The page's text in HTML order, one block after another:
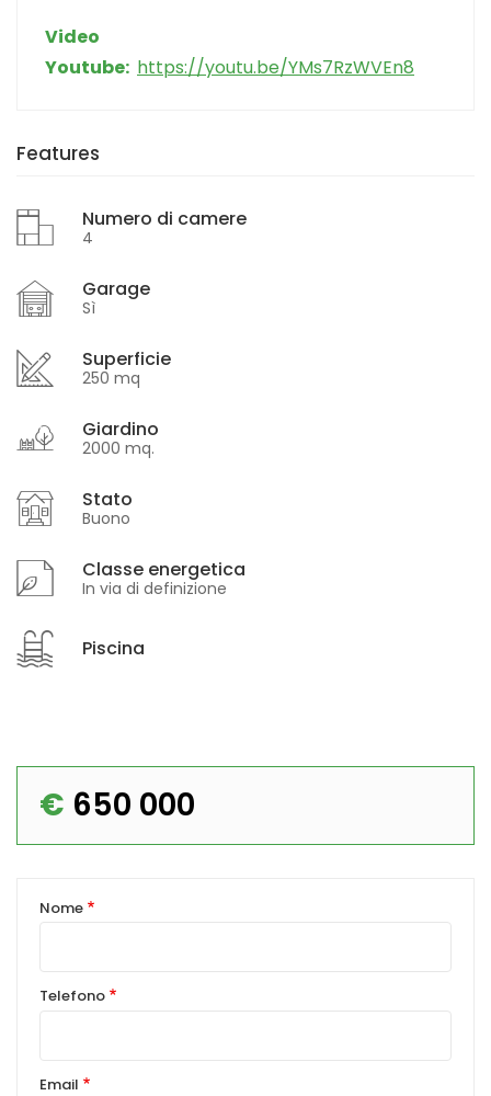
Video
Youtube: https://youtu.be/YMs7RzWVEn8
Features
Numero di camere
4
Garage
Sì
Superficie
250 mq
Giardino
2000 mq.
Stato
Buono
Classe energetica
In via di definizione
Piscina
€ 650 000
Nome
Telefono
Email